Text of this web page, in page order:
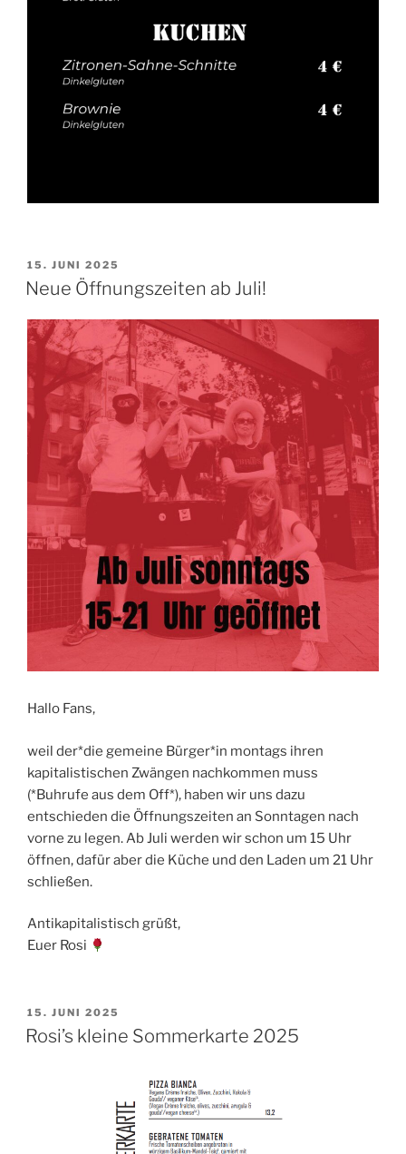
VERÖFFENTLICHT
AM
15. JUNI 2025
Neue Öffnungszeiten ab Juli!
Hallo Fans,
weil der*die gemeine Bürger*in montags ihren
kapitalistischen Zwängen nachkommen muss
(*Buhrufe aus dem Off*), haben wir uns dazu
entschieden die Öffnungszeiten an Sonntagen nach
vorne zu legen. Ab Juli werden wir schon um 15 Uhr
öffnen, dafür aber die Küche und den Laden um 21 Uhr
schließen.
Antikapitalistisch grüßt,
Euer Rosi
VERÖFFENTLICHT
AM
15. JUNI 2025
Rosi’s kleine Sommerkarte 2025